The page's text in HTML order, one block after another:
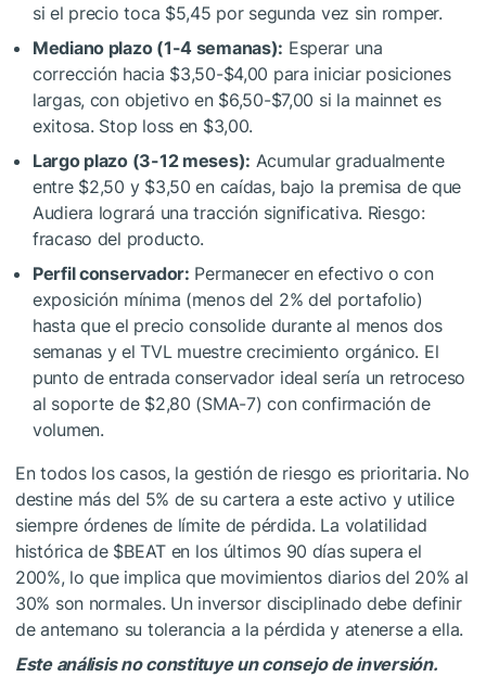
si el precio toca $5,45 por segunda vez sin romper.
Mediano plazo (1-4 semanas): Esperar una
corrección hacia $3,50-$4,00 para iniciar posiciones
largas, con objetivo en $6,50-$7,00 si la mainnet es
exitosa. Stop loss en $3,00.
Largo plazo (3-12 meses): Acumular gradualmente
entre $2,50 y $3,50 en caídas, bajo la premisa de que
Audiera logrará una tracción significativa. Riesgo:
fracaso del producto.
Perfil conservador: Permanecer en efectivo o con
exposición mínima (menos del 2% del portafolio)
hasta que el precio consolide durante al menos dos
semanas y el TVL muestre crecimiento orgánico. El
punto de entrada conservador ideal sería un retroceso
al soporte de $2,80 (SMA-7) con confirmación de
volumen.
En todos los casos, la gestión de riesgo es prioritaria. No
destine más del 5% de su cartera a este activo y utilice
siempre órdenes de límite de pérdida. La volatilidad
histórica de $BEATen los últimos 90 días supera el
200%, lo que implica que movimientos diarios del 20% al
30% son normales. Un inversor disciplinado debe definir
de antemano su tolerancia a la pérdida y atenerse a ella.
Este análisis no constituye un consejo de inversión.